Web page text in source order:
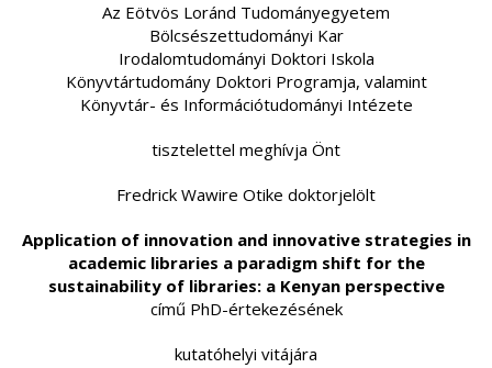
Az Eötvös Loránd Tudományegyetem
Bölcsészettudományi Kar
Irodalomtudományi Doktori Iskola
Könyvtártudomány Doktori Programja, valamint
Könyvtár- és Információtudományi Intézete
tisztelettel meghívja Önt
Fredrick Wawire Otike doktorjelölt
Application of innovation and innovative strategies in
academic libraries a paradigm shift for the
sustainability of libraries: a Kenyan perspective
című PhD-értekezésének
kutatóhelyi vitájára